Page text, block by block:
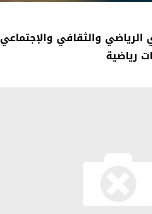
الرياضي والثقافي والإجتماعي
رياضية